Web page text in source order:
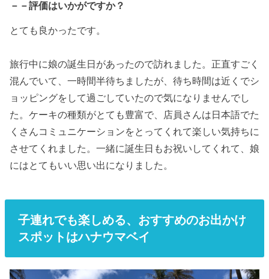
－－評価はいかがですか？
とても良かったです。
旅行中に娘の誕生日があったので訪れました。正直すごく
混んでいて、一時間半待ちましたが、待ち時間は近くでシ
ョッピングをして過ごしていたので気になりませんでし
た。ケーキの種類がとても豊富で、店員さんは日本語でた
くさんコミュニケーションをとってくれて楽しい気持ちに
させてくれました。一緒に誕生日もお祝いしてくれて、娘
にはとてもいい思い出になりました。
子連れでも楽しめる、おすすめのお出かけ
スポットはハナウマベイ